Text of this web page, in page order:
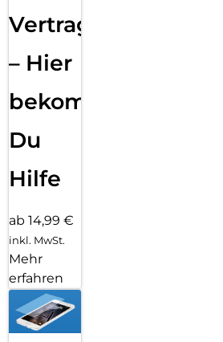
Vertragsabwicklung
– Hier
bekommst
Du
Hilfe
ab 14,99 €
inkl. MwSt.
Mehr
erfahren